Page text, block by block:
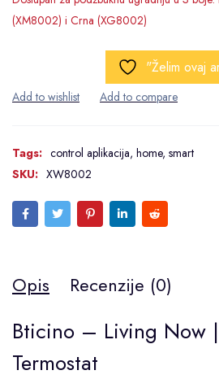
(XM8002) i Crna (XG8002)
"Želim ovaj
Tags: control aplikacija, home, smart
SKU: XW8002
Opis Recenzije (0)
Bticino – Living Now
Termostat